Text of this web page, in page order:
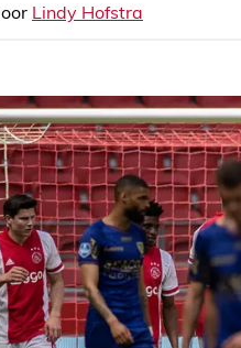
Lindy Hofstra